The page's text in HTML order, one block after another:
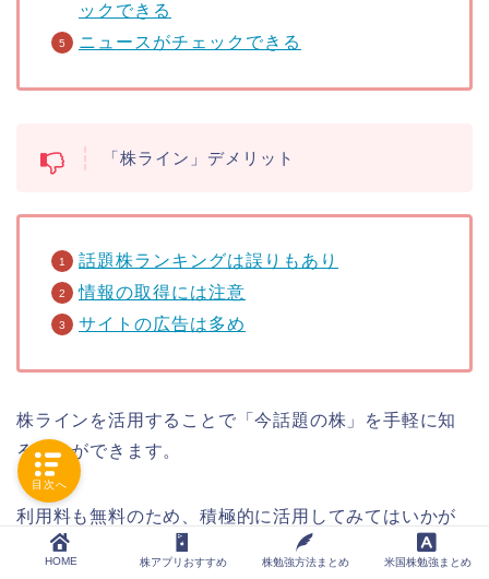
ックできる
ニュースがチェックできる
「株ライン」デメリット
話題株ランキングは誤りもあり
情報の取得には注意
サイトの広告は多め
株ラインを活用することで「今話題の株」を手軽に知
ることができます。
利用料も無料のため、積極的に活用してみてはいかが
でしょう。
HOME 株アプリおすすめ 株勉強方法まとめ 米国株勉強まとめ
目次へ